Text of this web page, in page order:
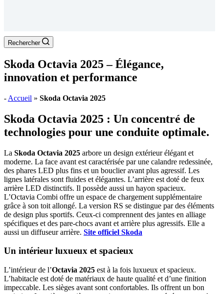
Rechercher
Skoda Octavia 2025 – Élégance,
innovation et performance
- Accueil » Skoda Octavia 2025
Skoda Octavia 2025 : Un concentré de
technologies pour une conduite optimale.
La Skoda Octavia 2025 arbore un design extérieur élégant et
moderne. La face avant est caractérisée par une calandre redessinée,
des phares LED plus fins et un bouclier avant plus agressif. Les
lignes latérales sont fluides et élégantes. L’arrière est doté de feux
arrière LED distinctifs. Il possède aussi un hayon spacieux.
L’Octavia Combi offre un espace de chargement supplémentaire
grâce à son toit allongé. La version RS se distingue par des éléments
de design plus sportifs. Ceux-ci comprennent des jantes en alliage
spécifiques et des pare-chocs avant et arrière plus agressifs. Elle a
aussi un diffuseur arrière. Site officiel Skoda
Un intérieur luxueux et spacieux
L’intérieur de l’Octavia 2025 est à la fois luxueux et spacieux.
L’habitacle est doté de matériaux de haute qualité et d’une finition
impeccable. Les sièges avant sont confortables. Ils offrent un bon